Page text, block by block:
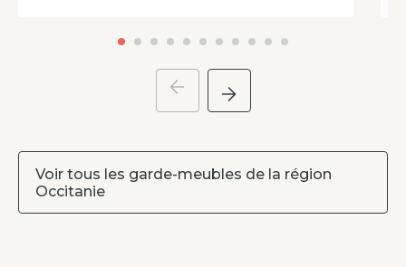
Voir tous les garde-meubles de la région
Occitanie